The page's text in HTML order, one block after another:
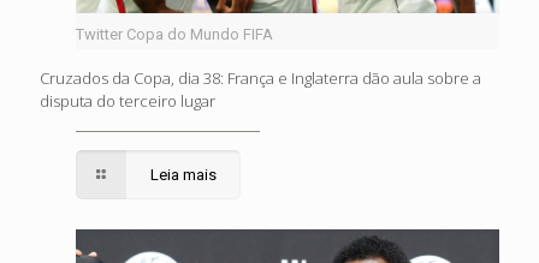
Twitter Copa do Mundo FIFA
Cruzados da Copa, dia 38: França e Inglaterra dão aula sobre a
disputa do terceiro lugar
Leia mais